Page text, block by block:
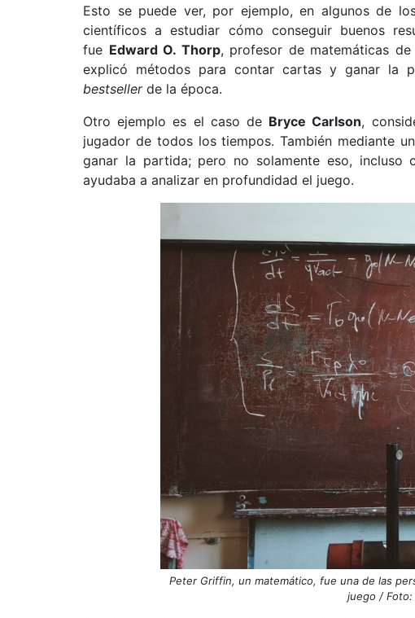
Esto se puede ver, por ejemplo, en algunos de
científicos a estudiar cómo conseguir buenos
fue Edward O. Thorp, profesor de matemáticas
explicó métodos para contar cartas y ganar la
bestsellerde la época.
Otro ejemplo es el caso de Bryce Carlson,
jugador de todos los tiempos. También mediante
ganar la partida; pero no solamente eso, incluso
ayudaba a analizar en profundidad el juego.
Peter Griffin, un matemático, fue una de las
juego / Foto: